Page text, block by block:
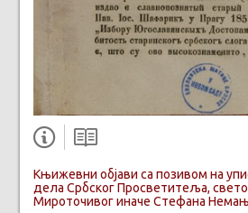
Књижевни објави са позивом на
дела Србског Просветитеља,
Мироточивог иначе Стефана